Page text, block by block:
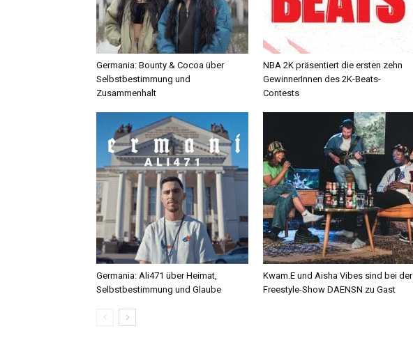
Germania: Bounty & Cocoa über
Selbstbestimmung und
Zusammenhalt
NBA 2K präsentiert die ersten zehn
GewinnerInnen des 2K-Beats-
Contests
Germania: Ali471 über Heimat,
Selbstbestimmung und Glaube
Kwam.E und Aisha Vibes sind bei der
Freestyle-Show DAENSN zu Gast